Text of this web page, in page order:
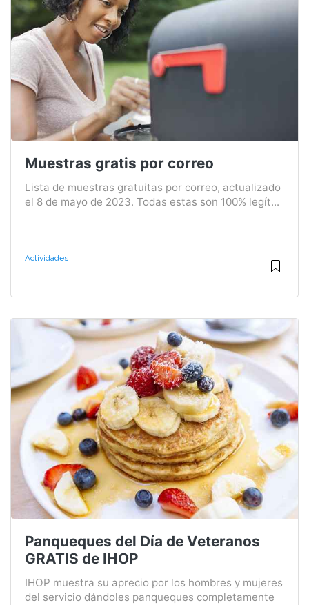
Muestras gratis por correo
Lista de muestras gratuitas por correo, actualizado
el 8 de mayo de 2023. Todas estas son 100% legít...
Actividades
Panqueques del Día de Veteranos
GRATIS de IHOP
IHOP muestra su aprecio por los hombres y mujeres
del servicio dándoles panqueques completamente